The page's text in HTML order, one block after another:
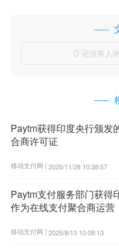
 还没有人
Paytm获得印度央行颁发
合商许可证
移动支付网 | 2025/11/28 10:38:57
Paytm支付服务部门获得
作为在线支付聚合商运营
移动支付网 | 2025/8/13 10:08:13